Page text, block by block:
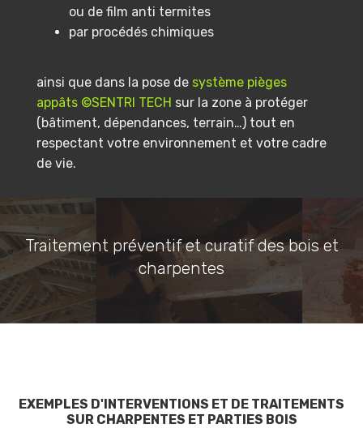
ou de film anti termites
par procédés chimiques
ainsi que dans la pose de système pièges
appâts ©SENTRI TECH sur la zone à protéger
(bâtiment, dépendances, terrain…) tout en
respectant votre environnement et votre cadre
de vie.
Traitement préventif et curatif des bois et
charpentes
EXEMPLES D'INTERVENTIONS ET DE TRAITEMENTS
SUR CHARPENTES ET PARTIES BOIS